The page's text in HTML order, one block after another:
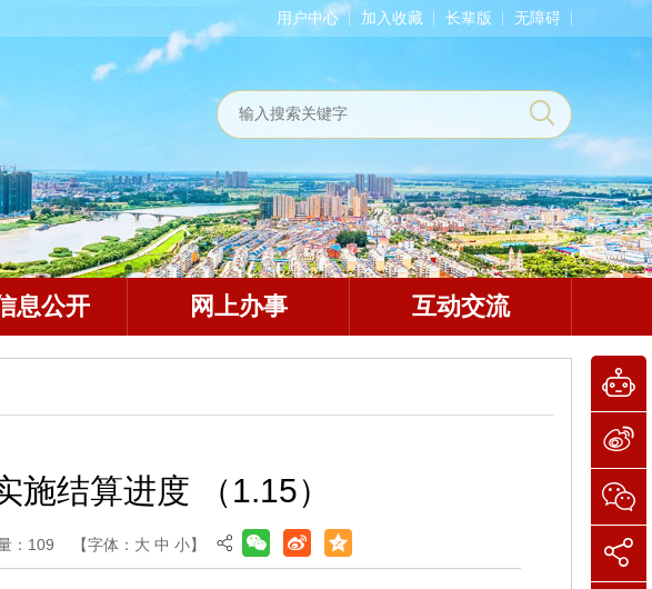
用户中心 加入收藏 长辈版 无障碍
息公开 网上办事 互动交流
结算进度 （1.15）
： 109 【字体： 大 中 小】